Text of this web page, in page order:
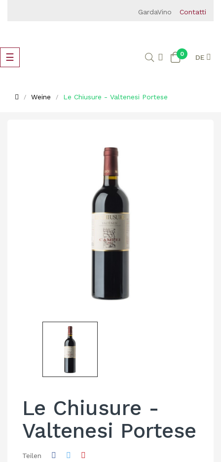
GardaVino Contatti
Umschalten
der
☰ 0 DE
Weine Le Chiusure - Valtenesi Portese
Le Chiusure -
Valtenesi Portese
Teilen